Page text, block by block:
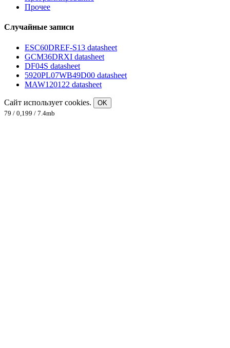
Прочее
Случайные записи
ESC60DREF-S13 datasheet
GCM36DRXI datasheet
DF04S datasheet
5920PL07WB49D00 datasheet
MAW120122 datasheet
Сайт использует cookies.
OK
79 / 0,199 / 7.4mb